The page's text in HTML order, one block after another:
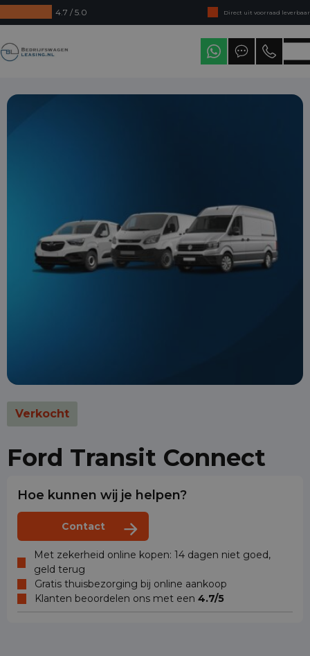
4.7 / 5.0
Direct uit voorraad leverbaar
Levering in heel Nederland
Verkocht
Ford Transit Connect
Hoe kunnen wij je helpen?
Contact
Met zekerheid online kopen: 14 dagen niet goed,
geld terug
Gratis thuisbezorging bij online aankoop
Klanten beoordelen ons met een 4.7/5